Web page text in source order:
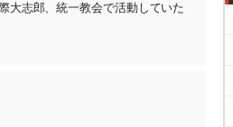
大志郎、統一教会で活動していた